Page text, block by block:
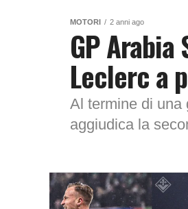
MOTORI 2 anni ago
GP
Leclerc a
Al termine di una
aggiudica la